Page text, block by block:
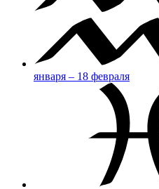
января – 18 февраля